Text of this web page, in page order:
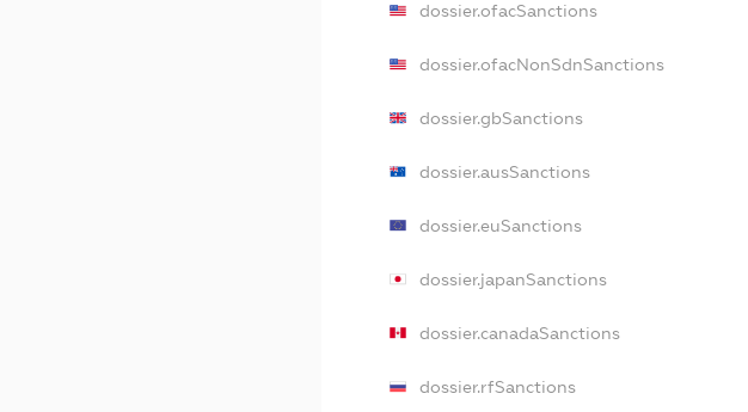
dossier.ofacSanctions
dossier.ofacNonSdnSanctions
dossier.gbSanctions
dossier.ausSanctions
dossier.euSanctions
dossier.japanSanctions
dossier.canadaSanctions
dossier.rfSanctions